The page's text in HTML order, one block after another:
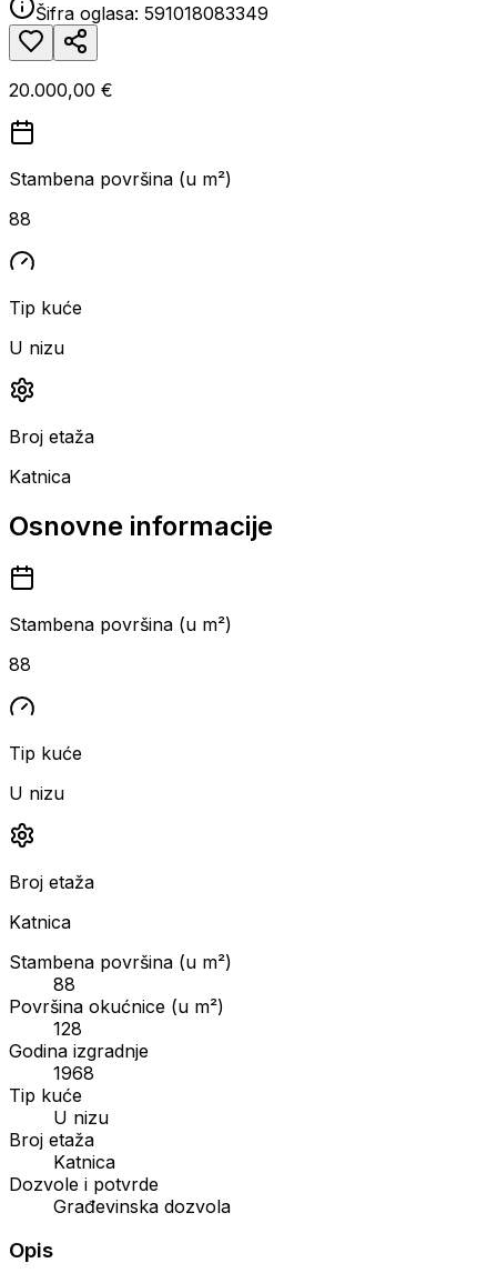
Šifra oglasa: 591018083349
20.000,00 €
Stambena površina (u m²)
88
Tip kuće
U nizu
Broj etaža
Katnica
Osnovne informacije
Stambena površina (u m²)
88
Tip kuće
U nizu
Broj etaža
Katnica
Stambena površina (u m²)
88
Površina okućnice (u m²)
128
Godina izgradnje
1968
Tip kuće
U nizu
Broj etaža
Katnica
Dozvole i potvrde
Građevinska dozvola
Opis